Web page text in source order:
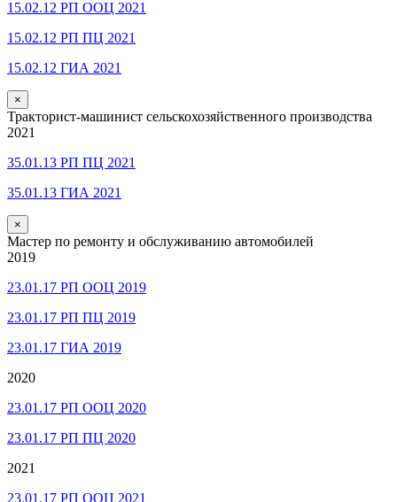
15.02.12 РП ООЦ 2021
15.02.12 РП ПЦ 2021
15.02.12 ГИА 2021
×
Тракторист-машинист сельскохозяйственного производства
2021
35.01.13 РП ПЦ 2021
35.01.13 ГИА 2021
×
Мастер по ремонту и обслуживанию автомобилей
2019
23.01.17 РП ООЦ 2019
23.01.17 РП ПЦ 2019
23.01.17 ГИА 2019
2020
23.01.17 РП ООЦ 2020
23.01.17 РП ПЦ 2020
2021
23.01.17 РП ООЦ 2021